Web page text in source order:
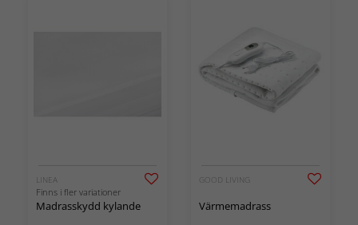
LINEA
Finns i fler variationer
Madrasskydd kylande
GOOD LIVING
Värmemadrass